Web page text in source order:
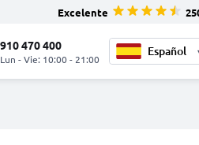
Excelente
910 470 400
Lun - Vie: 10:00 - 21:00